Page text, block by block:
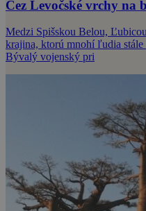
Cez Levočské vrchy
Medzi Spišskou Belou,
krajina, ktorú mnohí ľudia stále
Bývalý vojenský pri